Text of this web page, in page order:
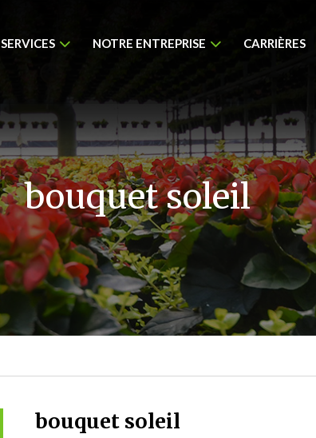
SERVICES NOTRE ENTREPRISE CARRIÈRES
bouquet soleil
bouquet soleil